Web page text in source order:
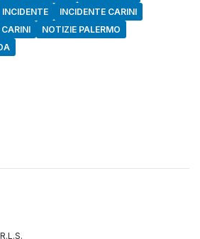
INCIDENTE
INCIDENTE CARINI
NOTIZIE PALERMO